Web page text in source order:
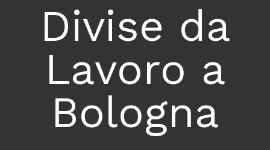
Divise da
Lavoro a
Bologna